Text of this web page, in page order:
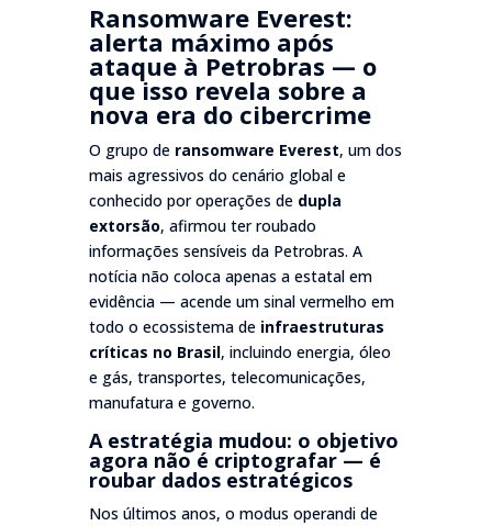
Ransomware Everest:
alerta máximo após
ataque à Petrobras — o
que isso revela sobre a
nova era do cibercrime
O grupo de ransomware Everest, um dos
mais agressivos do cenário global e
conhecido por operações de dupla
extorsão, afirmou ter roubado
informações sensíveis da Petrobras. A
notícia não coloca apenas a estatal em
evidência — acende um sinal vermelho em
todo o ecossistema de infraestruturas
críticas no Brasil, incluindo energia, óleo
e gás, transportes, telecomunicações,
manufatura e governo.
A estratégia mudou: o objetivo
agora não é criptografar — é
roubar dados estratégicos
Nos últimos anos, o modus operandi de